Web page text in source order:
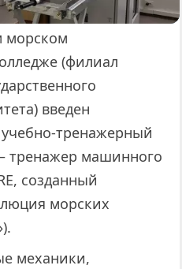
морском
(филиал
введен
тренажерный
тренажер машинного
созданный
морских
механики,